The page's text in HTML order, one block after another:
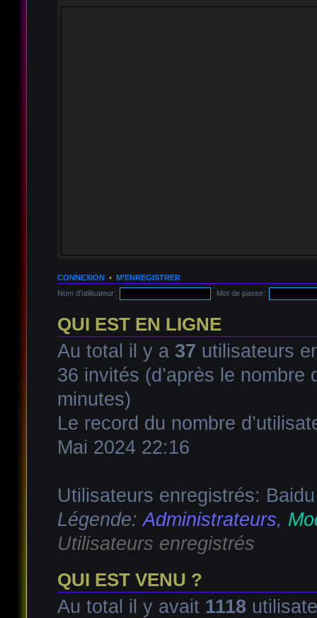
CONNEXION• M’ENREGISTRER
Nom d’utilisateur:
Mot de passe:
QUI EST EN LIGNE
Au total il y a 37 utilisateurs
36 invités (d’après le nombre
minutes)
Le record du nombre
Mai 2024 22:16
Utilisateurs enregistrés:
Légende:Administrateurs,
Utilisateurs enregistrés
QUI EST VENU ?
Au total il y avait 1118